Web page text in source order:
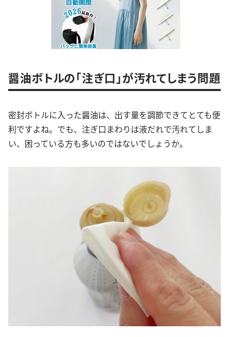
醤油ボトルの「注ぎ口」が汚れてしまう問題
密封ボトルに入った醤油は、出す量を調節できてとても便
利ですよね。でも、注ぎ口まわりは液だれで汚れてしま
い、困っている方も多いのではないでしょうか。